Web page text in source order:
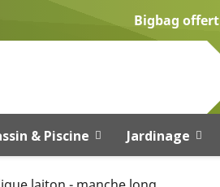
Bigbag offert
& Piscine Jardinage